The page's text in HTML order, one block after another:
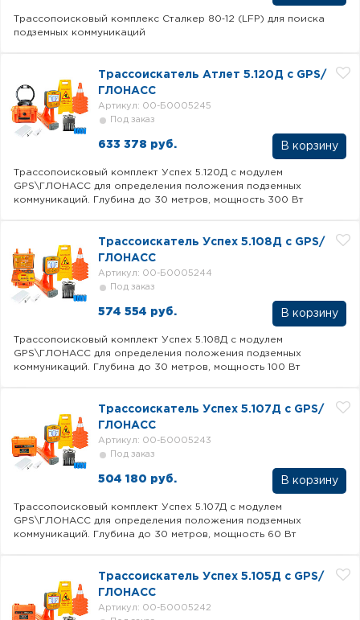
Трассопоисковый комплекс Сталкер 80‐12 (LFP) для поиска
подземных коммуникаций
Трассоискатель Атлет 5.120Д с GPS/
ГЛОНАСС
Под заказ
Артикул: 00-Б0005245
633 378 руб. В корзину
Трассопоисковый комплект Успех 5.120Д с модулем
GPS\ГЛОНАСС для определения положения подземных
коммуникаций. Глубина до 30 метров, мощность 300 Вт
Трассоискатель Успех 5.108Д с GPS/
ГЛОНАСС
Под заказ
Артикул: 00-Б0005244
574 554 руб. В корзину
Трассопоисковый комплект Успех 5.108Д с модулем
GPS\ГЛОНАСС для определения положения подземных
коммуникаций. Глубина до 30 метров, мощность 100 Вт
Трассоискатель Успех 5.107Д с GPS/
ГЛОНАСС
Под заказ
Артикул: 00-Б0005243
504 180 руб. В корзину
Трассопоисковый комплект Успех 5.107Д с модулем
GPS\ГЛОНАСС для определения положения подземных
коммуникаций. Глубина до 30 метров, мощность 60 Вт
Трассоискатель Успех 5.105Д с GPS/
ГЛОНАСС
Артикул: 00-Б0005242